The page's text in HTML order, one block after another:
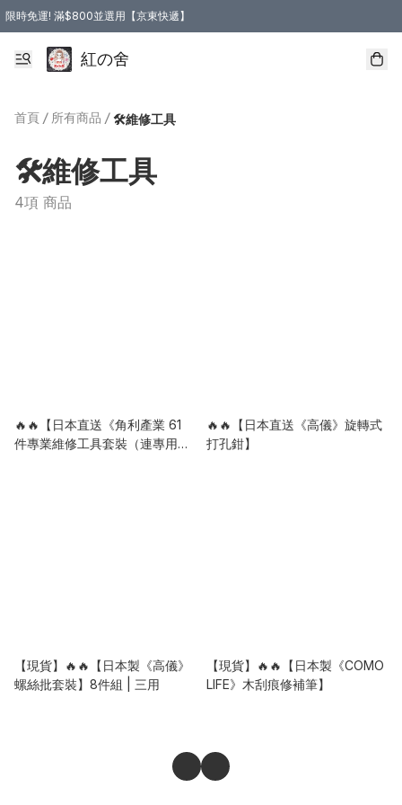
限時免運! 滿$800並選用【京東快遞】
紅の舍
首頁 / 所有商品 / 🛠維修工具
🛠維修工具
4項 商品
🔥🔥【日本直送《角利產業 61
件專業維修工具套裝（連專用收
🔥🔥【日本直送《高儀》旋轉式
打孔鉗】
【現貨】🔥🔥【日本製《高儀》
螺絲批套裝】8件組 | 三用
【現貨】🔥🔥【日本製《COMO
LIFE》木刮痕修補筆】